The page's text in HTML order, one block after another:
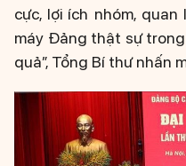
cực, lợi ích nhóm,
máy Đảng thật sự trong
quả”, Tổng Bí thư nhấn